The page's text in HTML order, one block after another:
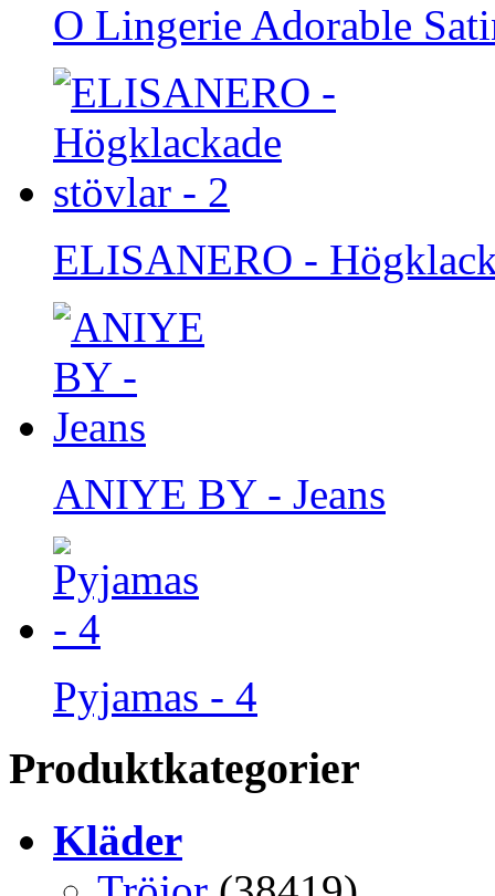
O Lingerie Adorable
ELISANERO -
ANIYE BY - Jeans
Pyjamas - 4
Produktkategorier
Kläder